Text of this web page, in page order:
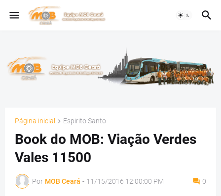
Página inicial Espirito Santo
Book do MOB: Viação Verdes
Vales 11500
Por MOB Ceará - 11/15/2016 12:00:00 PM 0